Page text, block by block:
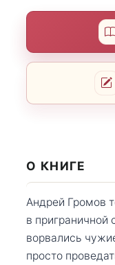
О КНИГЕ
Андрей Громов
в приграничной
ворвались
просто